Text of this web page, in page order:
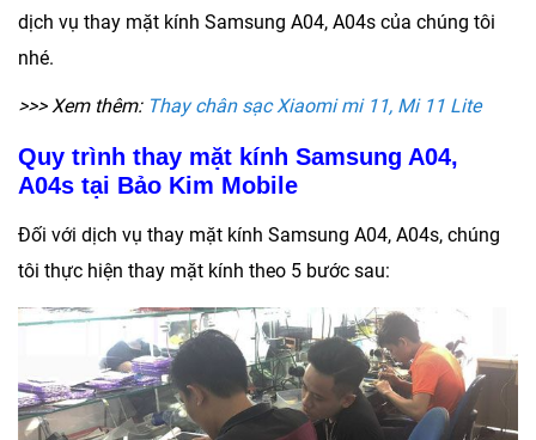
dịch vụ thay mặt kính Samsung A04, A04s của chúng tôi
nhé.
>>> Xem thêm: Thay chân sạc Xiaomi mi 11, Mi 11 Lite
Quy trình thay mặt kính Samsung A04,
A04s tại Bảo Kim Mobile
Đối với dịch vụ thay mặt kính Samsung A04, A04s, chúng
tôi thực hiện thay mặt kính theo 5 bước sau: